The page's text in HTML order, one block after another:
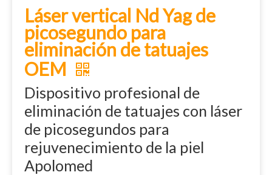
Láser vertical Nd Yag de
picosegundo para
eliminación de tatuajes
OEM
Dispositivo profesional de
eliminación de tatuajes con láser
de picosegundos para
rejuvenecimiento de la piel
Apolomed